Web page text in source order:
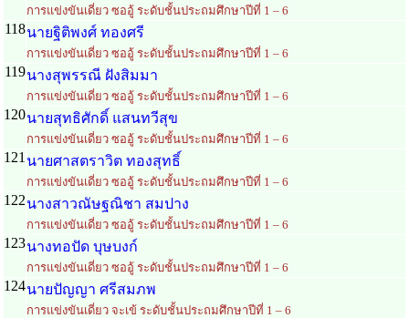
การแข่งขันเดี่ยว ซออู้ ระดับชั้นประถมศึกษาปีที่ 1 – 6
118นายฐิติพงศ์ ทองศรี
การแข่งขันเดี่ยว ซออู้ ระดับชั้นประถมศึกษาปีที่ 1 – 6
119นางสุพรรณี ฝังสิมมา
การแข่งขันเดี่ยว ซออู้ ระดับชั้นประถมศึกษาปีที่ 1 – 6
120นายสุทธิศักดิ์ แสนทวีสุข
การแข่งขันเดี่ยว ซออู้ ระดับชั้นประถมศึกษาปีที่ 1 – 6
121 นายศาสตราวิต ทองสุทธิ์
การแข่งขันเดี่ยว ซออู้ ระดับชั้นประถมศึกษาปีที่ 1 – 6
122นางสาวณัษฐณิชา สมปาง
การแข่งขันเดี่ยว ซออู้ ระดับชั้นประถมศึกษาปีที่ 1 – 6
123นางทอปัด บุษบงก์
การแข่งขันเดี่ยว ซออู้ ระดับชั้นประถมศึกษาปีที่ 1 – 6
124นายปัญญา ศรีสมภพ
การแข่งขันเดี่ยว จะเข้ ระดับชั้นประถมศึกษาปีที่ 1 – 6